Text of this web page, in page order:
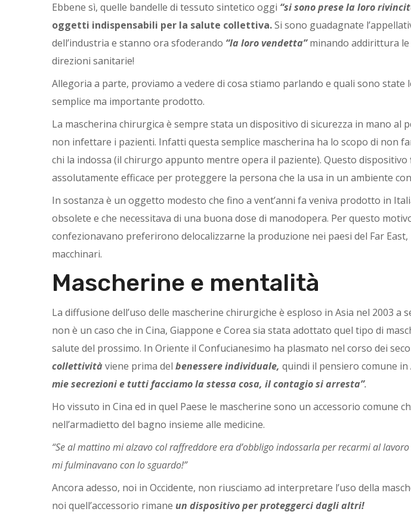
Ebbene sì, quelle bandelle di tessuto sintetico oggi “si sono prese la loro
oggetti indispensabili per la salute collettiva.Si sono guadagnate
dell’industria e stanno ora sfoderando “la loro vendetta”minando addirittura le
direzioni sanitarie!
Allegoria a parte, proviamo a vedere di cosa stiamo parlando e quali sono state
semplice ma importante prodotto.
La mascherina chirurgica è sempre stata un dispositivo di sicurezza in mano al
non infettare i pazienti. Infatti questa semplice mascherina ha lo scopo di non
chi la indossa (il chirurgo appunto mentre opera il paziente). Questo dispositivo
assolutamente efficace per proteggere la persona che la usa in un ambiente
In sostanza è un oggetto modesto che fino a vent’anni fa veniva prodotto in
obsolete e che necessitava di una buona dose di manodopera. Per questo
confezionavano preferirono delocalizzarne la produzione nei paesi del Far
macchinari.
Mascherine e mentalità
La diffusione dell’uso delle mascherine chirurgiche è esploso in Asia nel 2003 a
non è un caso che in Cina, Giappone e Corea sia stata adottato quel tipo di
salute del prossimo. In Oriente il Confucianesimo ha plasmato nel corso dei
collettività viene prima del benessere individuale, quindi il pensiero comune in
mie secrezioni e tutti facciamo la stessa cosa, il contagio si arresta”.
Ho vissuto in Cina ed in quel Paese le mascherine sono un accessorio comune
nell’armadietto del bagno insieme alle medicine.
“Se al mattino mi alzavo col raffreddore era d’obbligo indossarla per recarmi al
mi fulminavano con lo sguardo!”
Ancora adesso, noi in Occidente, non riusciamo ad interpretare l’uso della
noi quell’accessorio rimane un dispositivo per proteggerci dagli altri!